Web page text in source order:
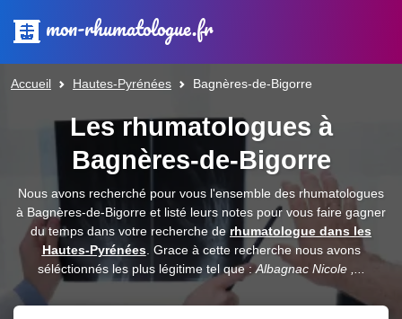
mon-rhumatologue.fr
Accueil Hautes-Pyrénées Bagnères-de-Bigorre
Les rhumatologues à
Bagnères-de-Bigorre
Nous avons recherché pour vous l'ensemble des rhumatologues
à Bagnères-de-Bigorre et listé leurs notes pour vous faire gagner
du temps dans votre recherche de rhumatologue dans les
Hautes-Pyrénées. Grace à cette recherche nous avons
séléctionnés les plus légitime tel que :Albagnac Nicole ,...